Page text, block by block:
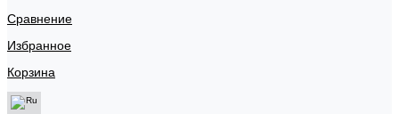
Сравнение
Избранное
Корзина